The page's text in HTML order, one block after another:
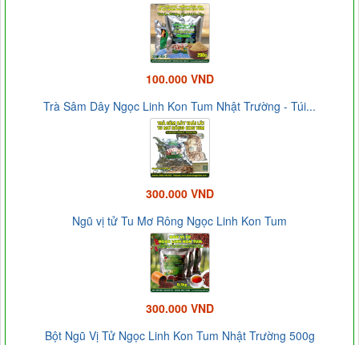
100.000 VND
Trà Sâm Dây Ngọc Linh Kon Tum Nhật Trường - Túi...
300.000 VND
Ngũ vị tử Tu Mơ Rông Ngọc Linh Kon Tum
300.000 VND
Bột Ngũ Vị Tử Ngọc Linh Kon Tum Nhật Trường 500g